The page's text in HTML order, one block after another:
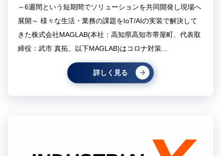
～6週間という短期間でソリューションを共同開発し現場へ
展開～ 様々な生活・業務の課題をIoT/AIの実装で解決して
きた株式会社MAGLAB(本社：高知県高知市帯屋町、代表取
締役：武市 真拓、以下MAGLAB)はコロナ対策...
詳しく見る